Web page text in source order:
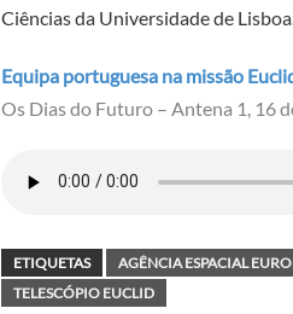
Ciências da Universidade de
Equipa portuguesa na missão
Os Dias do Futuro – Antena 1, 16
ETIQUETAS AGÊNCIA ESPACIAL
TELESCÓPIO EUCLID